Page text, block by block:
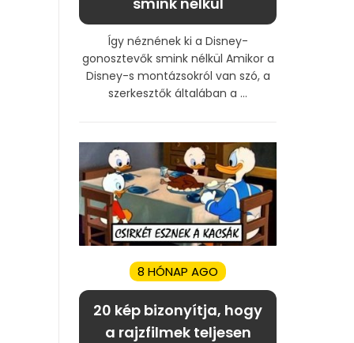
Így néznének ki a Disney-
gonosztevők smink nélkül Amikor a
Disney-s montázsokról van szó, a
szerkesztők általában a ...
8 HÓNAP AGO
20 kép bizonyítja, hogy
a rajzfilmek teljesen